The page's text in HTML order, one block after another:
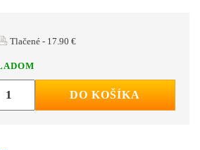
Tlačené - 17.90 €
DO KOŠÍKA